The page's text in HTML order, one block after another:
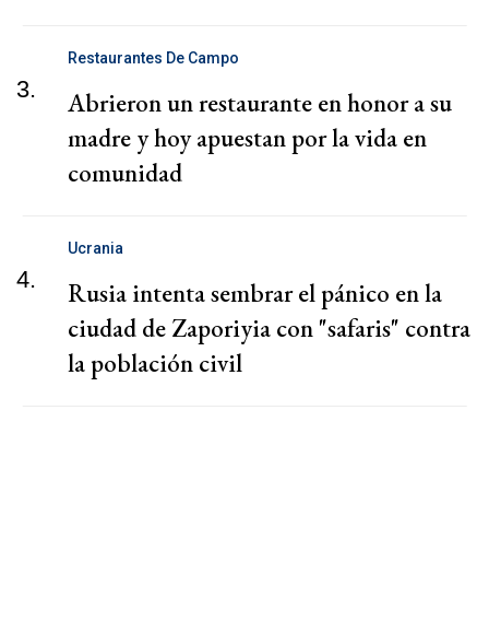
3.
Restaurantes De Campo
Abrieron un restaurante en honor a su
madre y hoy apuestan por la vida en
comunidad
4.
Ucrania
Rusia intenta sembrar el pánico en la
ciudad de Zaporiyia con "safaris" contra
la población civil